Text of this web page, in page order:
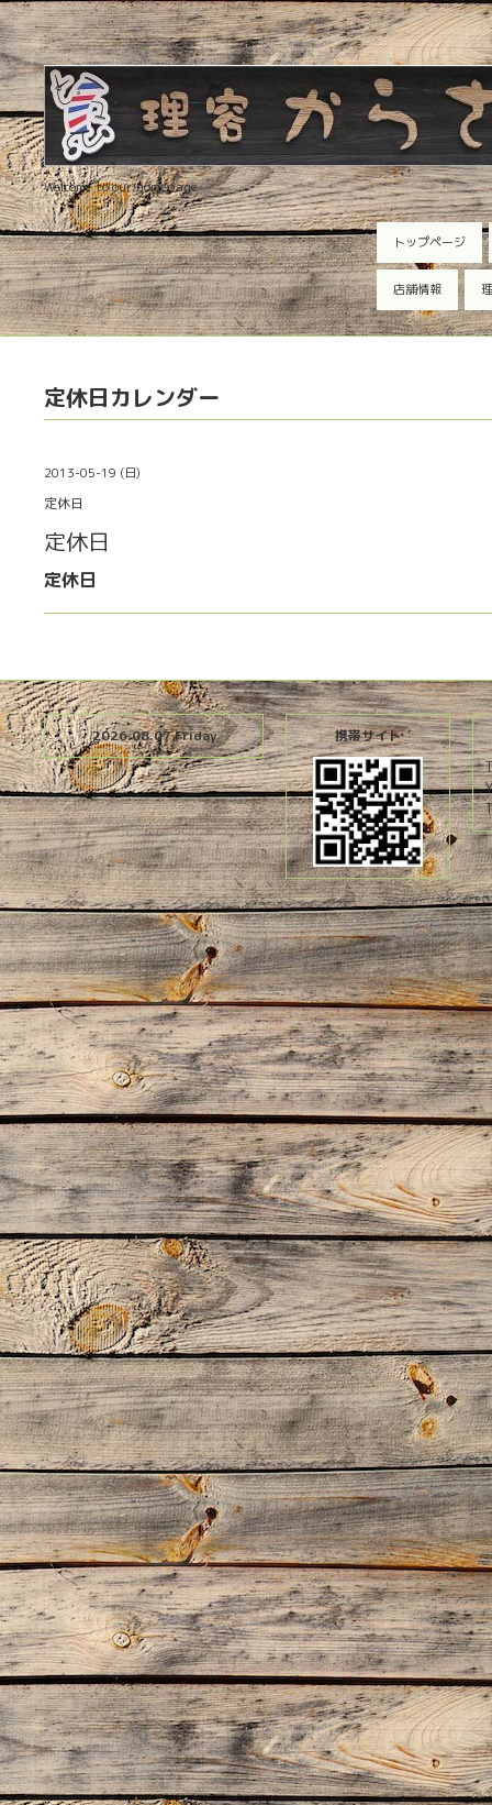
Welcome to our homepage
トップページ
店舗情報
定休日カレンダー
2013-05-19 (日)
定休日
定休日
定休日
2026.08.07 Friday 携帯サイト